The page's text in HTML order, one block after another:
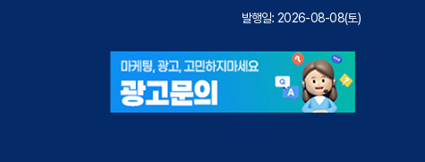
발행일: 2026-08-08(토)